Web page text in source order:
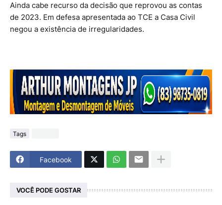
Ainda cabe recurso da decisão que reprovou as contas
de 2023. Em defesa apresentada ao TCE a Casa Civil
negou a existência de irregularidades.
Tags
Facebook
VOCÊ PODE GOSTAR